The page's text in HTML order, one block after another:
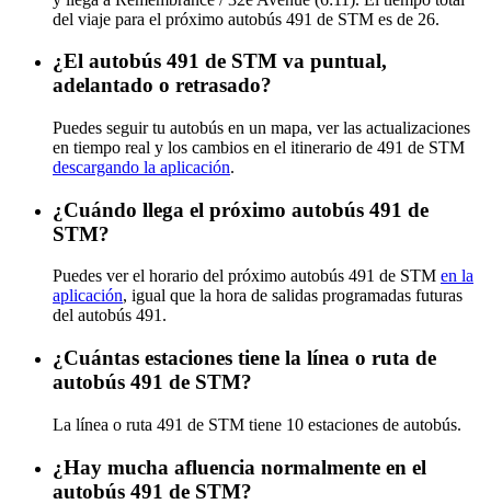
del viaje para el próximo autobús 491 de STM es de 26.
¿El autobús 491 de STM va puntual,
adelantado o retrasado?
Puedes seguir tu autobús en un mapa, ver las actualizaciones
en tiempo real y los cambios en el itinerario de 491 de STM
descargando la aplicación.
¿Cuándo llega el próximo autobús 491 de
STM?
Puedes ver el horario del próximo autobús 491 de STM en la
aplicación, igual que la hora de salidas programadas futuras
del autobús 491.
¿Cuántas estaciones tiene la línea o ruta de
autobús 491 de STM?
La línea o ruta 491 de STM tiene 10 estaciones de autobús.
¿Hay mucha afluencia normalmente en el
autobús 491 de STM?